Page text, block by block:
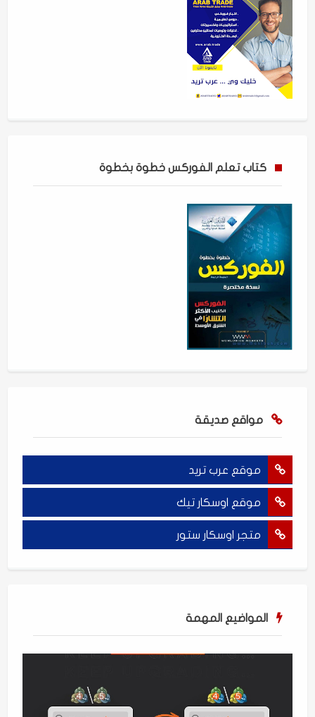
كتاب تعلم الفوركس خطوة بخطوة
مواقع صديقة
موقع عرب تريد
موقع اوسكار تيك
متجر اوسكار ستور
المواضيع المهمة